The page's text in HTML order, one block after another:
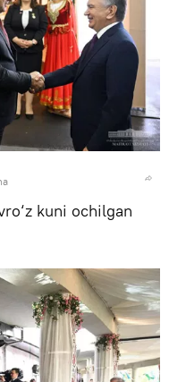
kuni ochilgan